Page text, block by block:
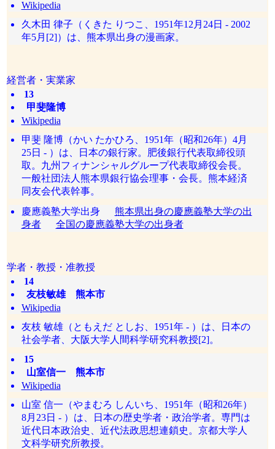
Wikipedia
久木田 律子（くきた りつこ、1951年12月24日 - 2002
年5月[2]）は、熊本県出身の漫画家。
経営者・実業家
13
甲斐隆博
Wikipedia
甲斐 隆博（かい たかひろ、1951年（昭和26年）4月
25日 - ）は、日本の銀行家。肥後銀行代表取締役頭
取。九州フィナンシャルグループ代表取締役会長。
一般社団法人熊本県銀行協会理事・会長。熊本経済
同友会代表幹事。
慶應義塾大学出身 熊本県出身の慶應義塾大学の出
身者
全国の慶應義塾大学の出身者
学者・教授・准教授
14
友枝敏雄 熊本市
Wikipedia
友枝 敏雄（ともえだ としお、1951年 - ）は、日本の
社会学者、大阪大学人間科学研究科教授[2]。
15
山室信一 熊本市
Wikipedia
山室 信一（やまむろ しんいち、1951年（昭和26年）
8月23日 - ）は、日本の歴史学者・政治学者。専門は
近代日本政治史、近代法政思想連鎖史。京都大学人
文科学研究所教授。